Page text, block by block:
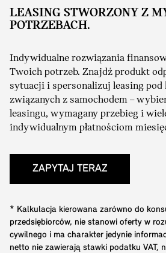
LEASING STWORZONY Z
POTRZEBACH.
Indywidualne rozwiązania
Twoich potrzeb. Znajdź produkt
sytuacji i spersonalizuj leasing pod
związanych z samochodem –
leasingu, wymagany przebieg i
indywidualnym płatnościom
ZAPYTAJ TERAZ
* Kalkulacja kierowana zarówno do
przedsiębiorców, nie stanowi oferty w
cywilnego i ma charakter jedynie
netto nie zawierają stawki podatku VAT,